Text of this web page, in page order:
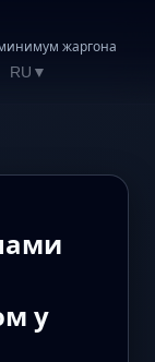
жаргона
RU ▼
у